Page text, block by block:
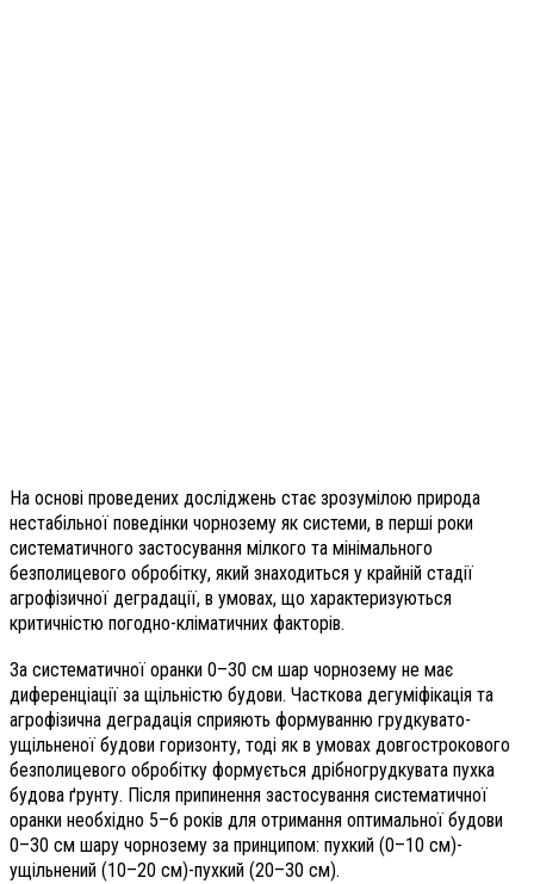
На основі проведених досліджень стає зрозумілою природа
нестабільної поведінки чорнозему як системи, в перші роки
систематичного застосування мілкого та мінімального
безполицевого обробітку, який знаходиться у крайній стадії
агрофізичної деградації, в умовах, що характеризуються
критичністю погодно-кліматичних факторів.
За систематичної оранки 0–30 см шар чорнозему не має
диференціації за щільністю будови. Часткова дегуміфікація та
агрофізична деградація сприяють формуванню грудкувато-
ущільненої будови горизонту, тоді як в умовах довгострокового
безполицевого обробітку формується дрібногрудкувата пухка
будова ґрунту. Після припинення застосування систематичної
оранки необхідно 5–6 років для отримання оптимальної будови
0–30 см шару чорнозему за принципом: пухкий (0–10 см)-
ущільнений (10–20 см)-пухкий (20–30 см).